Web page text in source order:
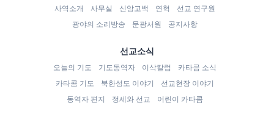
사역소개 사무실 신앙고백 연혁
선교 연구원
광야의 소리방송
문광서원 공지사항
선교소식
오늘의 기도 기도동역자 이삭칼럼
카타콤 소식
카타콤 기도
북한성도 이야기
선교현장 이야기
동역자 편지
정세와 선교 어린이 카타콤